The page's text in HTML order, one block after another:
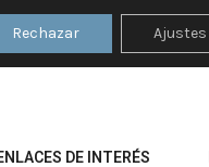
DE INTERÉS
Rechazar Ajustes